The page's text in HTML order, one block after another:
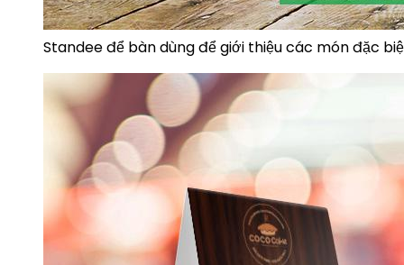
Standee để bàn dùng để giới thiệu các món đặc